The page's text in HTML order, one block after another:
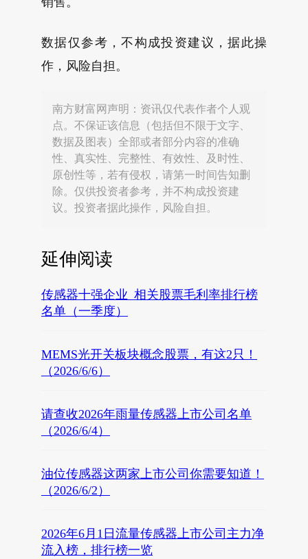
数据仅参考，不构成投资建议，据此操
作，风险自担。
南方财富网声明：资讯仅代表作者个人观
点。不保证该信息（包括但不限于文字、
数据及图表）全部或者部分内容的准确
性、真实性、完整性、有效性、及时性、
原创性等，若有侵权，请第一时间告知删
除。仅供投资者参考，并不构成投资建
议。投资者据此操作，风险自担。
延伸阅读
传感器十强企业_相关股票毛利率排行榜
名单（一季度）
MEMS光开关板块概念股票，有这2只！
（2026/6/6）
请查收2026年雨量传感器上市公司名单
（2026/6/4）
油位传感器这两家上市公司你需要知道！
（2026/6/2）
2026年6月1日流量传感器上市公司主力净
流入榜，排行榜一览